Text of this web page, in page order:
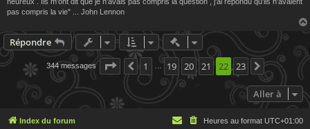
pas compris la vie" ... John Lennon
Répondre Actions rapides de
344 messages Page 22 sur 23
Précédente
1 … 19 20 21 22 23 Suivante
Aller à
Index du forum Heures au format UTC+01:00